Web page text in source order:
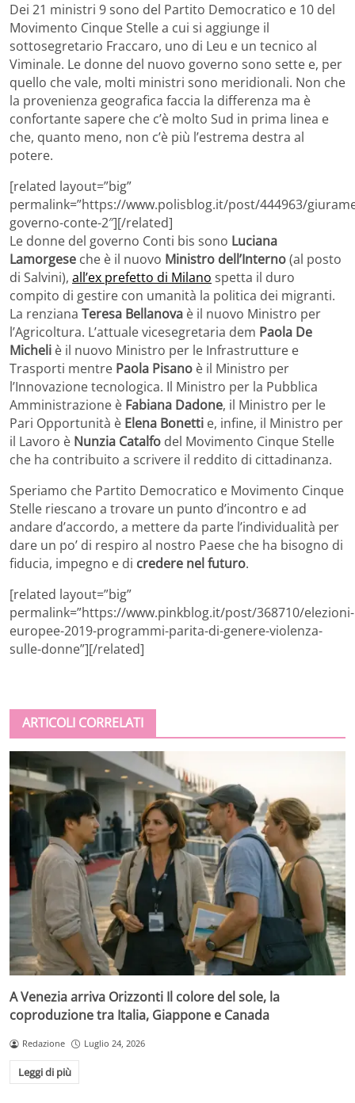
Dei 21 ministri 9 sono del Partito Democratico e 10 del
Movimento Cinque Stelle a cui si aggiunge il
sottosegretario Fraccaro, uno di Leu e un tecnico al
Viminale. Le donne del nuovo governo sono sette e, per
quello che vale, molti ministri sono meridionali. Non che
la provenienza geografica faccia la differenza ma è
confortante sapere che c’è molto Sud in prima linea e
che, quanto meno, non c’è più l’estrema destra al
potere.
[related layout=”big”
permalink=”https://www.polisblog.it/post/444963/
governo-conte-2″][/related]
Le donne del governo Conti bis sono Luciana
Lamorgese che è il nuovo Ministro dell’Interno(al posto
di Salvini), all’ex prefetto di Milano spetta il duro
compito di gestire con umanità la politica dei migranti.
La renziana Teresa Bellanova è il nuovo Ministro per
l’Agricoltura. L’attuale vicesegretaria dem Paola De
Micheli è il nuovo Ministro per le Infrastrutture e
Trasporti mentre Paola Pisano è il Ministro per
l’Innovazione tecnologica. Il Ministro per la Pubblica
Amministrazione è Fabiana Dadone, il Ministro per le
Pari Opportunità è Elena Bonetti e, infine, il Ministro per
il Lavoro è Nunzia Catalfo del Movimento Cinque Stelle
che ha contribuito a scrivere il reddito di cittadinanza.
Speriamo che Partito Democratico e Movimento Cinque
Stelle riescano a trovare un punto d’incontro e ad
andare d’accordo, a mettere da parte l’individualità per
dare un po’ di respiro al nostro Paese che ha bisogno di
fiducia, impegno e di credere nel futuro.
[related layout=”big”
permalink=”https://www.pinkblog.it/post/368710/elezioni-
europee-2019-programmi-parita-di-genere-violenza-
sulle-donne”][/related]
ARTICOLI CORRELATI
A Venezia arriva Orizzonti Il colore del sole, la
coproduzione tra Italia, Giappone e Canada
Redazione Luglio 24, 2026
Leggi di più